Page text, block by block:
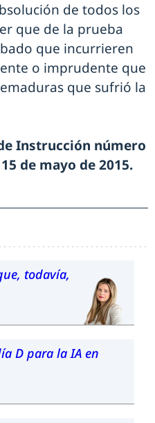
de todos los
que de la prueba
que incurrieren
o imprudente que
que sufrió la
Instrucción número
de mayo de 2015.
todavía,
D para la IA en